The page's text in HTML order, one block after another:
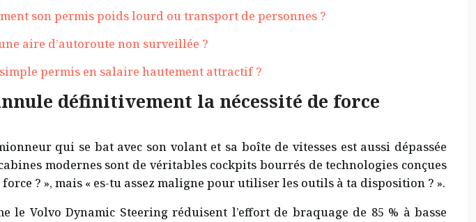
son permis poids lourd ou transport de personnes ?
aire d’autoroute non surveillée ?
permis en salaire hautement attractif ?
définitivement la nécessité de force
qui se bat avec son volant et sa boîte de vitesses est aussi dépassée
modernes sont de véritables cockpits bourrés de technologies conçues
? », mais « es-tu assez maligne pour utiliser les outils à ta disposition ? ».
le Volvo Dynamic Steering réduisent l’effort de braquage de 85 % à basse